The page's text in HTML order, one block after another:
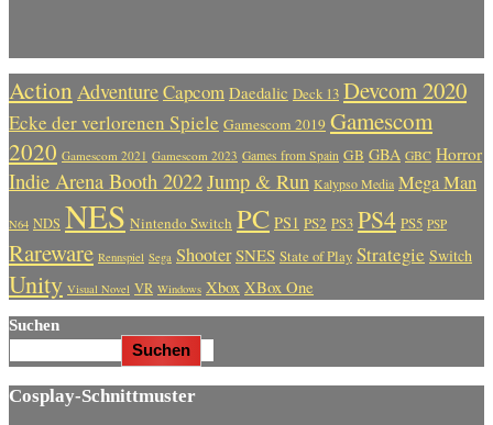
Action AdventureCapcom Daedalic Deck 13 Devcom 2020
Ecke der verlorenen Spiele Gamescom 2019 Gamescom
2020 Gamescom 2021 Gamescom 2023 Games from Spain GB GBA GBC Horror
Indie Arena Booth 2022Jump & Run Kalypso Media Mega Man
N64 NDS NES Nintendo Switch PC PS1 PS2 PS3 PS4 PS5 PSP
Rareware Rennspiel Sega Shooter SNES State of Play Strategie Switch
Unity Visual Novel VR Windows Xbox XBox One
Suchen
Suchen
Cosplay-Schnittmuster